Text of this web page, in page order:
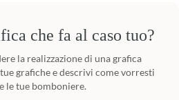
che fa al caso tuo?
la realizzazione di una grafica
grafiche e descrivi come vorresti
le tue bomboniere.